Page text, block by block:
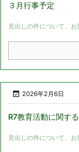
３月行事予定
見出しの件について、
 2026年2月6日
R7教育活動に関す
見出しの件について、